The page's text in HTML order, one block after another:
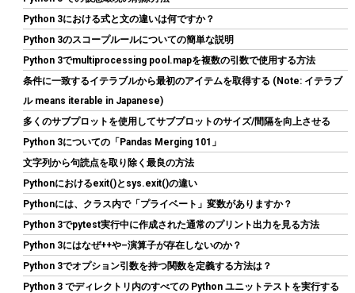
静音ファン、最大27.2dB(A)。Intel LGA1851/1700/1200/115X &
AMD AM5/AM4に対応。取り付け簡単。
(542600) GBP 20.85 (2026-08-07 04:03 GMT +09:00 時点 -詳細は
こちら)
Hanye SSD 1TB PCIe Gen4x4 M.2 NVMe 2280 ヒートシンク搭載
新型PS5 / PS5動作確認済み R:7400MB/s W:6500MB/s 高耐久3D
NAND TLC HE70 正規代理店品メーカー5年保証
Python 3における式と文の違いは何ですか？
Python 3のスコープルールについての簡単な説明
Python 3でmultiprocessing pool.mapを複数の引数で使用する方法
条件に一致するイテラブルから最初のアイテムを取得する (Note: イテラブ
ル means iterable in Japanese)
多くのサブプロットを使用してサブプロットのサイズ/間隔を向上させる
Python 3についての「Pandas Merging 101」
文字列から句読点を取り除く最良の方法
Pythonにおけるexit()とsys.exit()の違い
Pythonには、クラス内で「プライベート」変数がありますか？
Python 3でpytest実行中に作成された通常のプリント出力を見る方法
Python 3にはなぜ++や–演算子が存在しないのか？
Python 3でオプション引数を持つ関数を定義する方法は？
Python 3 でディレクトリ内のすべての Python ユニットテストを実行する